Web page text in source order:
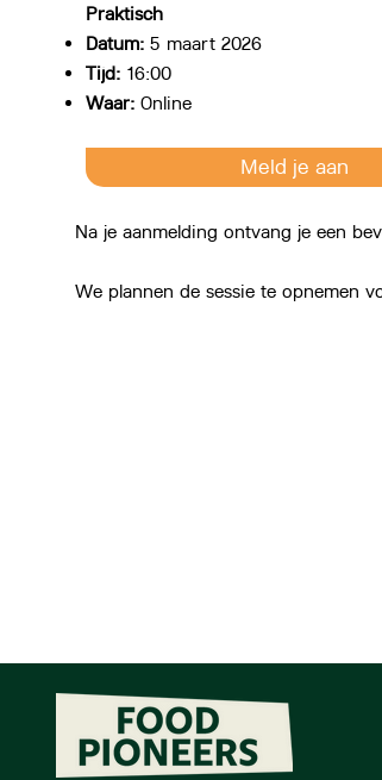
Praktisch
Datum: 5 maart 2026
Tijd: 16:00
Waar: Online
Meld je aan
Na je aanmelding ontvang je een
We plannen de sessie te opnemen